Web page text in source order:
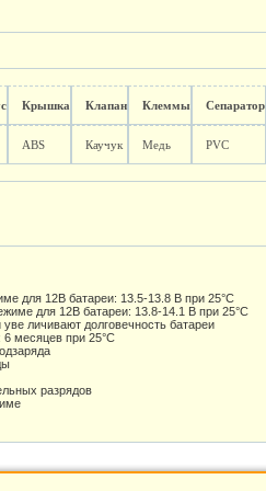
Крышка Клапан Клеммы Сепаратор
ABS Каучук Медь PVC
для 12В батареи: 13.5-13.8 В при 25°С
для 12В батареи: 13.8-14.1 В при 25°С
личивают долговечность батареи
6 месяцев при 25°С
разрядов